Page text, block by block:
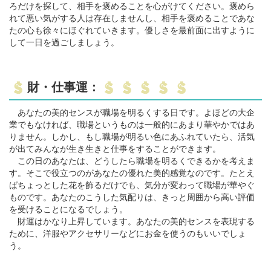
ろだけを探して、相手を褒めることを心がけてください。褒めら
れて悪い気がする人は存在しませんし、相手を褒めることであな
たの心も徐々にほぐれていきます。優しさを最前面に出すように
して一日を過ごしましょう。
財・仕事運：
あなたの美的センスが職場を明るくする日です。よほどの大企
業でもなければ、職場というものは一般的にあまり華やかではあ
りません。しかし、もし職場が明るい色にあふれていたら、活気
が出てみんなが生き生きと仕事をすることができます。
この日のあなたは、どうしたら職場を明るくできるかを考えま
す。そこで役立つのがあなたの優れた美的感覚なのです。たとえ
ばちょっとした花を飾るだけでも、気分が変わって職場が華やぐ
ものです。あなたのこうした気配りは、きっと周囲から高い評価
を受けることになるでしょう。
財運はかなり上昇しています。あなたの美的センスを表現する
ために、洋服やアクセサリーなどにお金を使うのもいいでしょ
う。